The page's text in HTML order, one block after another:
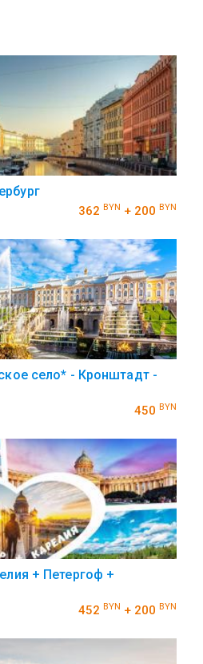
362 BYN + 200 BYN
село* - Кронштадт -
450 BYN
+ Петергоф +
452 BYN + 200 BYN